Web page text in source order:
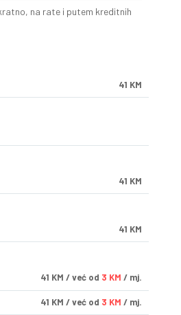
na rate i putem kreditnih
41 KM
41 KM
41 KM
41 KM / već od 3 KM / mj.
41 KM / već od 3 KM / mj.